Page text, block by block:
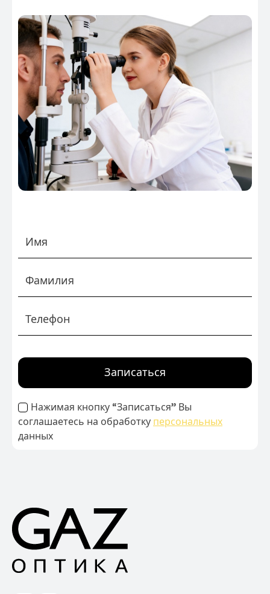
Записаться
Нажимая кнопку “Записаться” Вы
соглашаетесь на обработку персональных
данных